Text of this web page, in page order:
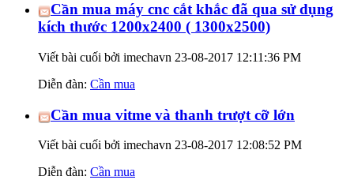
Cần mua máy cnc cắt khắc đã qua sử dụng
kích thước 1200x2400 ( 1300x2500)
Viết bài cuối bởi imechavn 23-08-2017 12:11:36 PM
Diễn đàn: Cần mua
Cần mua vitme và thanh trượt cỡ lớn
Viết bài cuối bởi imechavn 23-08-2017 12:08:52 PM
Diễn đàn: Cần mua